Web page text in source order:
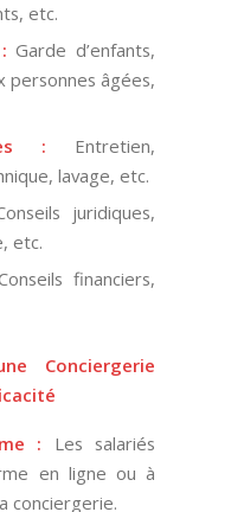
etc.
Garde d’enfants,
personnes âgées,
: Entretien,
lavage, etc.
juridiques,
etc.
financiers,
Conciergerie
: Les salariés
en ligne ou à
conciergerie.